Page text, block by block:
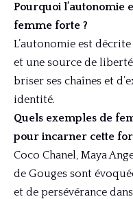
Pourquoi l’autonomie
femme forte ?
L’autonomie est
et une source de
briser ses chaînes et
identité.
Quels exemples de
pour incarner cette
Coco Chanel, Maya
de Gouges sont
et de persévérance